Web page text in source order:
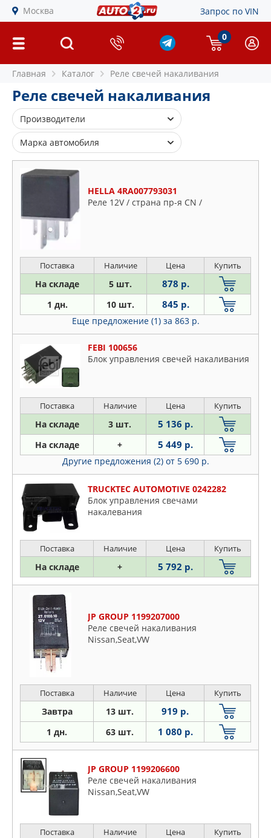
Москва Запрос по VIN
0
Главная Каталог Реле свечей накаливания
Реле свечей накаливания
Производители
BLUE PRINT
FEBI
FORD
JP GROUP
NISSAN
OSSCA
PATRON
PEUGEOT
SSANGYONG
TOYOTA
TRUCKTEC AUTOMOTIVE
Марка автомобиля
Audi
Citroen
Ford
Lancia
Mercedes
Mitsubishi
Opel
Peugeot
Seat
Volvo
HELLA 4RA007793031
Реле 12V / страна пр-я CN /
Поставка Наличие Цена Купить
На складе 5 шт. 878 р.
1 дн. 10 шт. 845 р.
Еще предложение (1) за 863 р.
FEBI 100656
Блок управления свечей накаливания
Поставка Наличие Цена Купить
На складе 3 шт. 5 136 р.
На складе + 5 449 р.
Другие предложения (2) от 5 690 р.
TRUCKTEC AUTOMOTIVE 0242282
Блок управления свечами
накалевания
Поставка Наличие Цена Купить
На складе + 5 792 р.
JP GROUP 1199207000
Реле свечей накаливания
Nissan,Seat,VW
Поставка Наличие Цена Купить
Завтра 13 шт. 919 р.
1 дн. 63 шт. 1 080 р.
JP GROUP 1199206600
Реле свечей накаливания
Nissan,Seat,VW
Поставка Наличие Цена Купить